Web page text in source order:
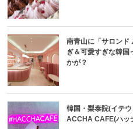
南青山に「サロン
ぎ＆可愛すぎな韓国
かが？
韓国・梨泰院(イテ
ACCHA CAFE(ハッ